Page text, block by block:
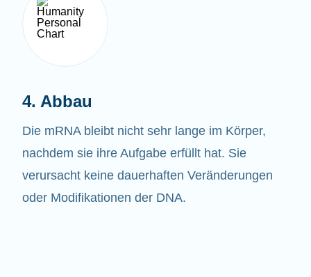
4. Abbau
Die mRNA bleibt nicht sehr lange im Körper,
nachdem sie ihre Aufgabe erfüllt hat. Sie
verursacht keine dauerhaften Veränderungen
oder Modifikationen der DNA.